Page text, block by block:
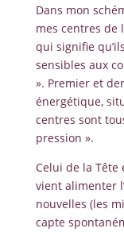
Dans mon
mes centres de
qui signifie
sensibles aux
». Premier et
énergétique,
centres sont
pression ».
Celui de la
vient alimenter
nouvelles (les
capte